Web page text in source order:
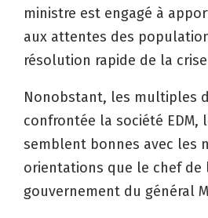
ministre est engagé à
aux attentes des
résolution rapide de la
Nonobstant, les multiples
confrontée la société EDM,
semblent bonnes avec les
orientations que le chef de
gouvernement du général